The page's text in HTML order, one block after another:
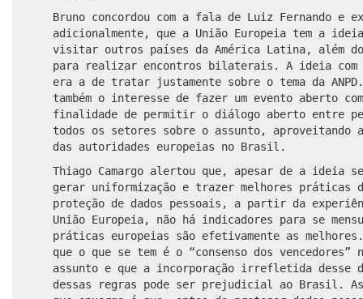
Bruno concordou com a fala de Luiz Fernando e
adicionalmente, que a União Europeia tem a
visitar outros países da América Latina, além
para realizar encontros bilaterais. A ideia
era a de tratar justamente sobre o tema da
também o interesse de fazer um evento aberto
finalidade de permitir o diálogo aberto entre
todos os setores sobre o assunto, aproveitando
das autoridades europeias no Brasil.
Thiago Camargo alertou que, apesar de a ideia
gerar uniformização e trazer melhores práticas
proteção de dados pessoais, a partir da
União Europeia, não há indicadores para se
práticas europeias são efetivamente as melhores.
que o que se tem é o “consenso dos vencedores”
assunto e que a incorporação irrefletida desse
dessas regras pode ser prejudicial ao Brasil.